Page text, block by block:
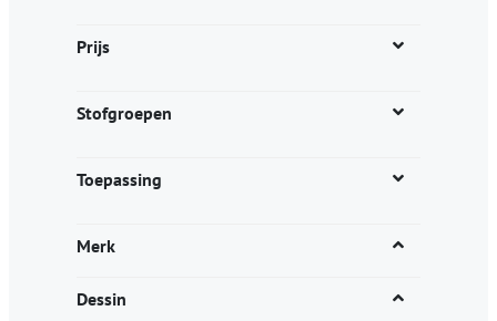
Prijs
Stofgroepen
Toepassing
Merk
Dessin
de
productpagina